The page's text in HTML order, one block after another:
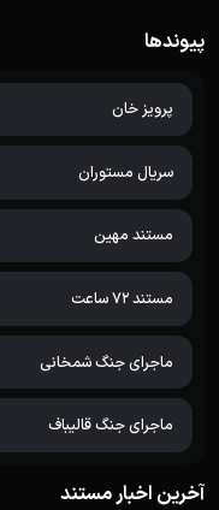
پیوندها
پرویز خان
سریال مستوران
مستند مهین
مستند 72 ساعت
ماجرای جنگ شمخانی
ماجرای جنگ قالیباف
آخرین اخبار مستند